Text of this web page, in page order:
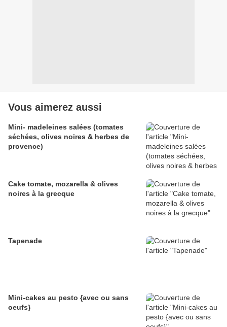
Vous aimerez aussi
Mini- madeleines salées (tomates
séchées, olives noires & herbes de
provence)
Cake tomate, mozarella & olives
noires à la grecque
Tapenade
Mini-cakes au pesto {avec ou sans
oeufs}